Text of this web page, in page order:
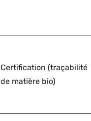
Certification (traçabilité
de matière bio)